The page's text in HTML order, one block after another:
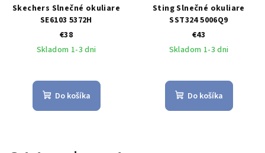
Skechers Slnečné okuliare
SE6103 5372H
€38
Skladom 1-3 dni
Do košíka
Sting Slnečné okuliare
SST324 5006Q9
€43
Skladom 1-3 dni
Do košíka